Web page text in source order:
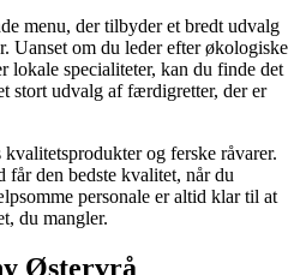
menu, der tilbyder et bredt udvalg
Uanset om du leder efter økologiske
lokale specialiteter, kan du finde det
stort udvalg af færdigretter, der er
og ferske råvarer.
den bedste kvalitet, når du
personale er altid klar til at
du mangler.
Østervrå